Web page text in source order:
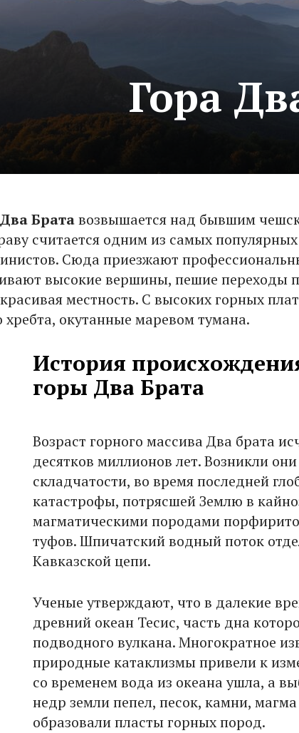
Гора
Братавозвышается над бывшим
считается одним из самых
Сюда приезжают
высокие вершины, пешие переходы
местность. С высоких горных
хребта, окутанные маревом тумана.
История
горы Два Брата
Возраст горного массива Два брата
десятков миллионов лет. Возникли
складчатости, во время последней
катастрофы, потрясшей Землю в
магматическими породами
туфов. Шпичатский водный поток
Кавказской цепи.
Ученые утверждают, что в далекие
древний океан Тесис, часть дна
подводного вулкана. Многократное
природные катаклизмы привели к
со временем вода из океана ушла, а
недр земли пепел, песок, камни,
образовали пласты горных пород.